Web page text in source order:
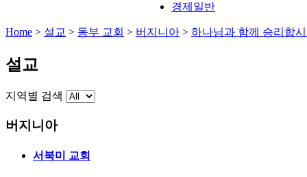
경제일반
Home > 설교 > 동부 교회 > 버지니아 > 하나님과 함께 승리합
설교
지역별 검색
버지니아
서북미 교회